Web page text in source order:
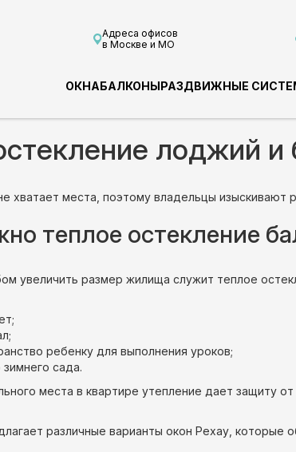
Адреса офисов
в Москве и МО
ОКНАБАЛКОНЫРАЗДВИЖНЫЕ
лоджий и
хватает места, поэтому владельцы изыскивают
теплое остекление
увеличить размер жилища служит теплое
ребенку для выполнения уроков;
сада.
места в квартире утепление дает защиту
различные варианты окон Рехау,